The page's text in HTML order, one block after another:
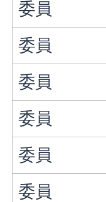
委員
委員
委員
委員
委員
委員